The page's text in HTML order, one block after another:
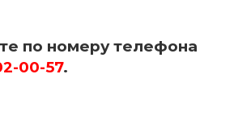
по номеру телефона
00-57.